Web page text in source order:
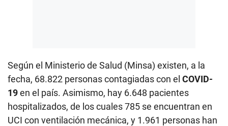
Según el Ministerio de Salud (Minsa) existen, a la
fecha, 68.822 personas contagiadas con el COVID-
19en el país. Asimismo, hay 6.648 pacientes
hospitalizados, de los cuales 785 se encuentran en
UCI con ventilación mecánica, y 1.961 personas han